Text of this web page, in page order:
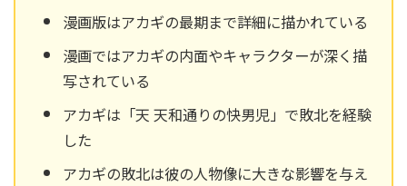
漫画版はアカギの最期まで詳細に描かれている
漫画ではアカギの内面やキャラクターが深く描
写されている
アカギは「天 天和通りの快男児」で敗北を経験
した
アカギの敗北は彼の人物像に大きな影響を与え